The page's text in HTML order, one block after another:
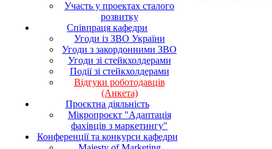
Участь у проектах сталого
розвитку
Співпраця кафедри
Угоди із ЗВО України
Угоди з закордонними ЗВО
Угоди зі стейкхолдерами
Події зі стейкхолдерами
Відгуки роботодавців
(Анкета)
Проєктна діяльність
Мікропроєкт "Адаптація
фахівців з маркетингу"
Конференції та конкурси кафедри